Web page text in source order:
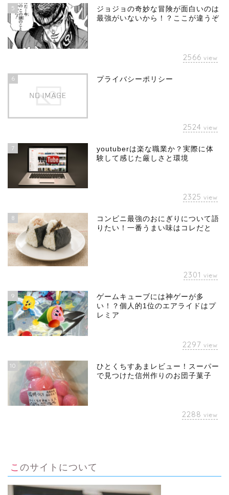
5
ジョジョの奇妙な冒険が面白いのは
最強がいないから！？ここが違うぞ
2566 view
6 プライバシーポリシー
2524 view
7
youtuberは楽な職業か？実際に体
験して感じた厳しさと環境
2325 view
8
コンビニ最強のおにぎりについて語
りたい！一番うまい味はコレだと
2301 view
9
ゲームキューブには神ゲーが多
い！？個人的1位のエアライドはプ
レミア
2297 view
10
ひとくちすあまレビュー！スーパー
で見つけた信州作りのお団子菓子
2288 view
このサイトについて